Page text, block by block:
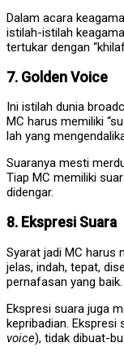
Dalam acara
istilah-istilah
tertukar dengan
7. Golden Voice
Ini istilah dunia
MC harus memiliki
lah yang
Suaranya mesti
Tiap MC memiliki
didengar.
8. Ekspresi Suara
Syarat jadi MC harus
jelas, indah, tepat,
pernafasan yang baik.
Ekspresi suara juga
kepribadian. Ekspresi
voice), tidak dibuat-